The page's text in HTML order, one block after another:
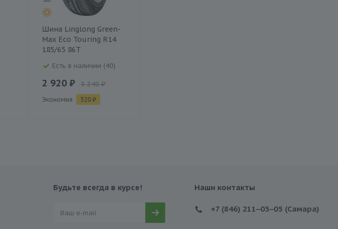
Шина Linglong Green-
Max Eco Touring R14
185/65 86T
Есть в наличии (40)
2 920 ₽ 3 240 ₽
Экономия 320 ₽
Будьте всегда в курсе! Наши контакты
+7 (846) 211‒03‒05 (Самара)